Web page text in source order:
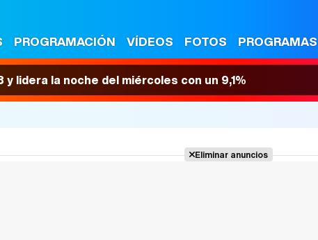
PROGRAMACIÓN VÍDEOS FOTOS PROGRAMAS
y lidera la noche del miércoles con un 9,1%
Eliminar anuncios